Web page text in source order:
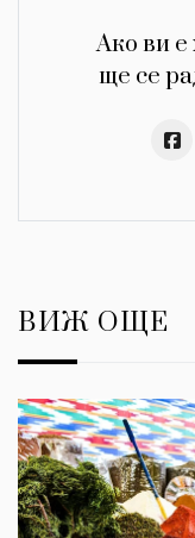
Ако ви е
ще се
ВИЖ ОЩЕ